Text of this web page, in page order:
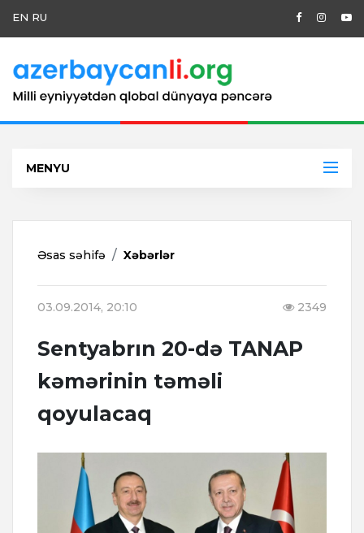
EN RU
MENYU
Əsas səhifə Xəbərlər
03.09.2014, 20:10 2349
Sentyabrın 20-də TANAP
kəmərinin təməli
qoyulacaq